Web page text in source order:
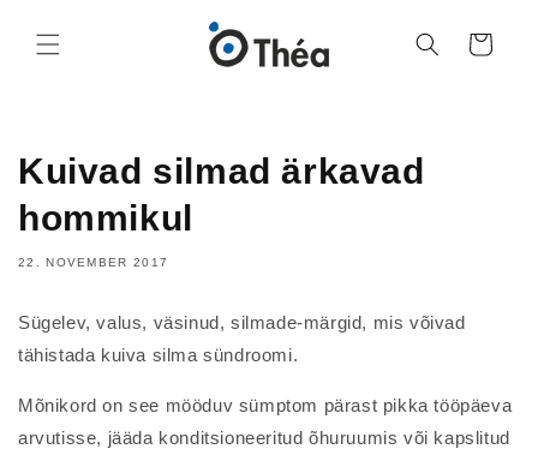
Ostukorv
Kuivad silmad ärkavad
hommikul
22. NOVEMBER 2017
Sügelev, valus, väsinud, silmade-märgid, mis võivad
tähistada kuiva silma sündroomi.
Mõnikord on see mööduv sümptom pärast pikka tööpäeva
arvutisse, jääda konditsioneeritud õhuruumis või kapslitud